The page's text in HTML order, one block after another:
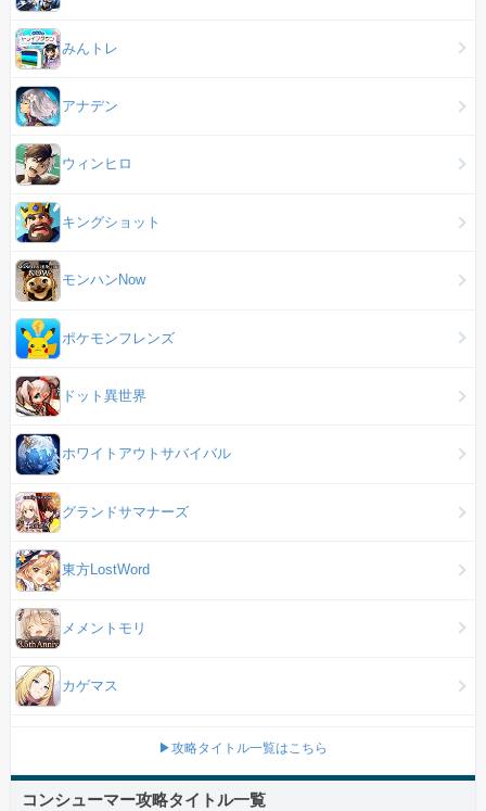
みんトレ
アナデン
ウィンヒロ
キングショット
モンハンNow
ポケモンフレンズ
ドット異世界
ホワイトアウトサバイバル
グランドサマナーズ
東方LostWord
メメントモリ
カゲマス
▶攻略タイトル一覧はこちら
コンシューマー攻略タイトル一覧